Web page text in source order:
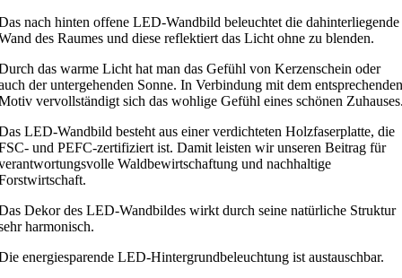
nach hinten offene LED-Wandbild beleuchtet die dahinterliegende
des Raumes und diese reflektiert das Licht ohne zu blenden.
das warme Licht hat man das Gefühl von Kerzenschein oder
der untergehenden Sonne. In Verbindung mit dem entsprechenden
vervollständigt sich das wohlige Gefühl eines schönen
LED-Wandbild besteht aus einer verdichteten Holzfaserplatte, die
und PEFC-zertifiziert ist. Damit leisten wir unseren Beitrag für
Waldbewirtschaftung und nachhaltige
Dekor des LED-Wandbildes wirkt durch seine natürliche Struktur
harmonisch.
energiesparende LED-Hintergrundbeleuchtung ist austauschbar.